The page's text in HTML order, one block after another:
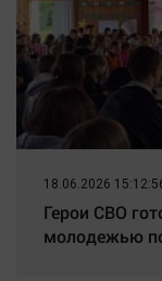
18.06.2026
Герои СВО
молодежью